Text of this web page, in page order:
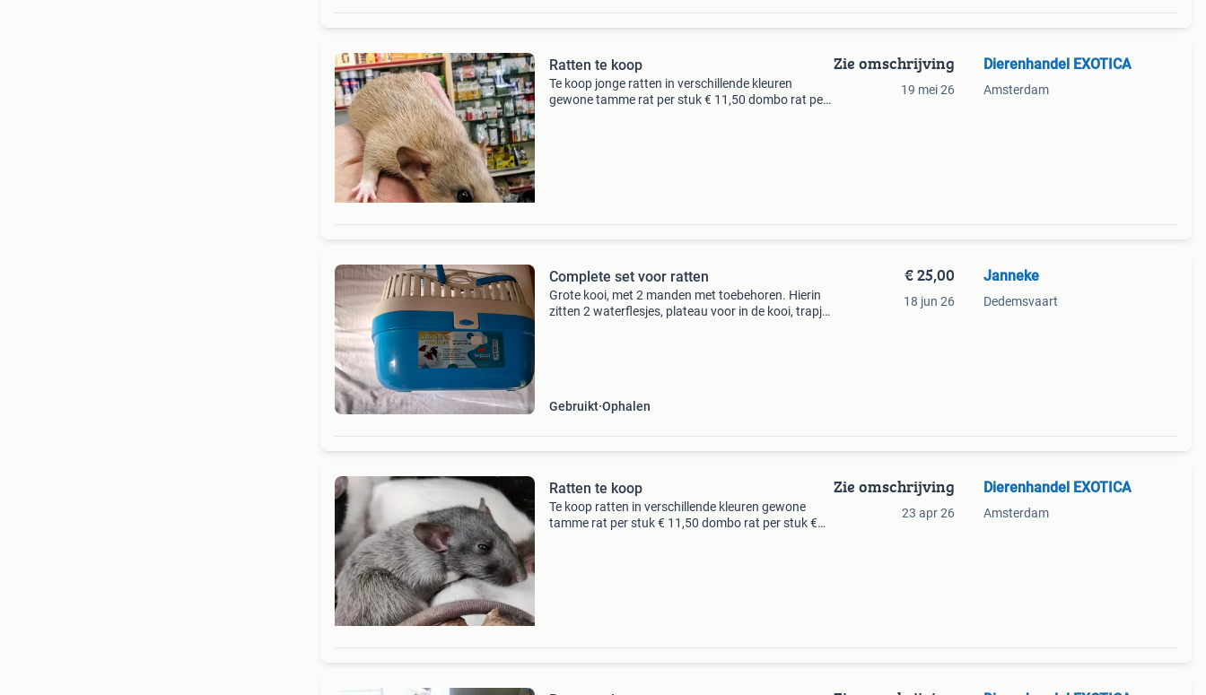
Ratten te koop
Te koop jonge ratten in verschillende kleuren
gewone tamme rat per stuk € 11,50 dombo rat per
Zie omschrijving
19 mei 26
Dierenhandel EXOTICA
Amsterdam
Complete set voor ratten
Grote kooi, met 2 manden met toebehoren. Hierin
zitten 2 waterflesjes, plateau voor in de kooi, trapje,
Gebruikt Ophalen
€ 25,00
18 jun 26
Janneke
Dedemsvaart
Ratten te koop
Te koop ratten in verschillende kleuren gewone
tamme rat per stuk € 11,50 dombo rat per stuk €
Zie omschrijving
23 apr 26
Dierenhandel EXOTICA
Amsterdam